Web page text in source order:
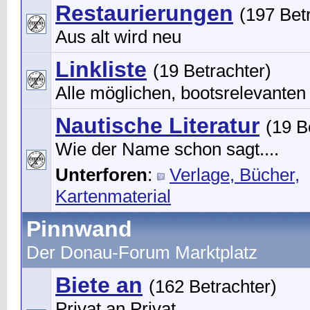
Restaurierungen (197
Aus alt wird neu
Linkliste (19 Betrachter)
Alle möglichen,
Nautische Literatur (19
Wie der Name schon sagt....
Unterforen:
Verlage, Bücher,
Kartenmaterial
Pinnwand
Der Donau-Forum Marktplatz
Biete an (162 Betrachter)